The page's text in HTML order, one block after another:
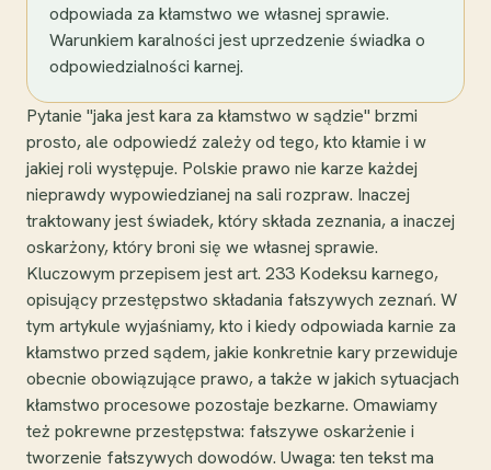
odpowiada za kłamstwo we własnej sprawie.
Warunkiem karalności jest uprzedzenie świadka o
odpowiedzialności karnej.
Pytanie "jaka jest kara za kłamstwo w sądzie" brzmi
prosto, ale odpowiedź zależy od tego, kto kłamie i w
jakiej roli występuje. Polskie prawo nie karze każdej
nieprawdy wypowiedzianej na sali rozpraw. Inaczej
traktowany jest świadek, który składa zeznania, a inaczej
oskarżony, który broni się we własnej sprawie.
Kluczowym przepisem jest art. 233 Kodeksu karnego,
opisujący przestępstwo składania fałszywych zeznań. W
tym artykule wyjaśniamy, kto i kiedy odpowiada karnie za
kłamstwo przed sądem, jakie konkretnie kary przewiduje
obecnie obowiązujące prawo, a także w jakich sytuacjach
kłamstwo procesowe pozostaje bezkarne. Omawiamy
też pokrewne przestępstwa: fałszywe oskarżenie i
tworzenie fałszywych dowodów. Uwaga: ten tekst ma